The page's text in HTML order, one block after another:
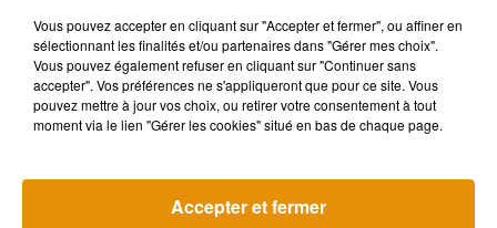
Madonna sort enfin le remix de « Love
Sensation » avec Kylie Minogue
Angèle et
collaboration
+ DE MUSIQUE
Vous pouvez accepter en cliquant sur "Accepter et fermer", ou affiner en
sélectionnant les finalités et/ou partenaires dans "Gérer mes choix".
Vous pouvez également refuser en cliquant sur "Continuer sans
accepter". Vos préférences ne s'appliqueront que pour ce site. Vous
pouvez mettre à jour vos choix, ou retirer votre consentement à tout
moment via le lien "Gérer les cookies" situé en bas de chaque page.
Accepter et fermer